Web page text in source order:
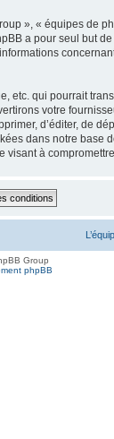
», « équipes de
a pour seul but
qui pourrait
votre
d’éditer, de
dans notre
visant à
Group
phpBB